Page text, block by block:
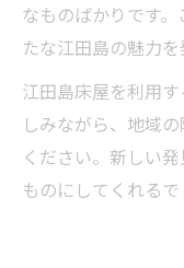
なものばかりです
たな江田島の魅力を
江田島床屋を利用
しみながら、地域
ください。新しい
ものにしてくれるで